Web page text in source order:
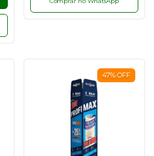
47% OFF